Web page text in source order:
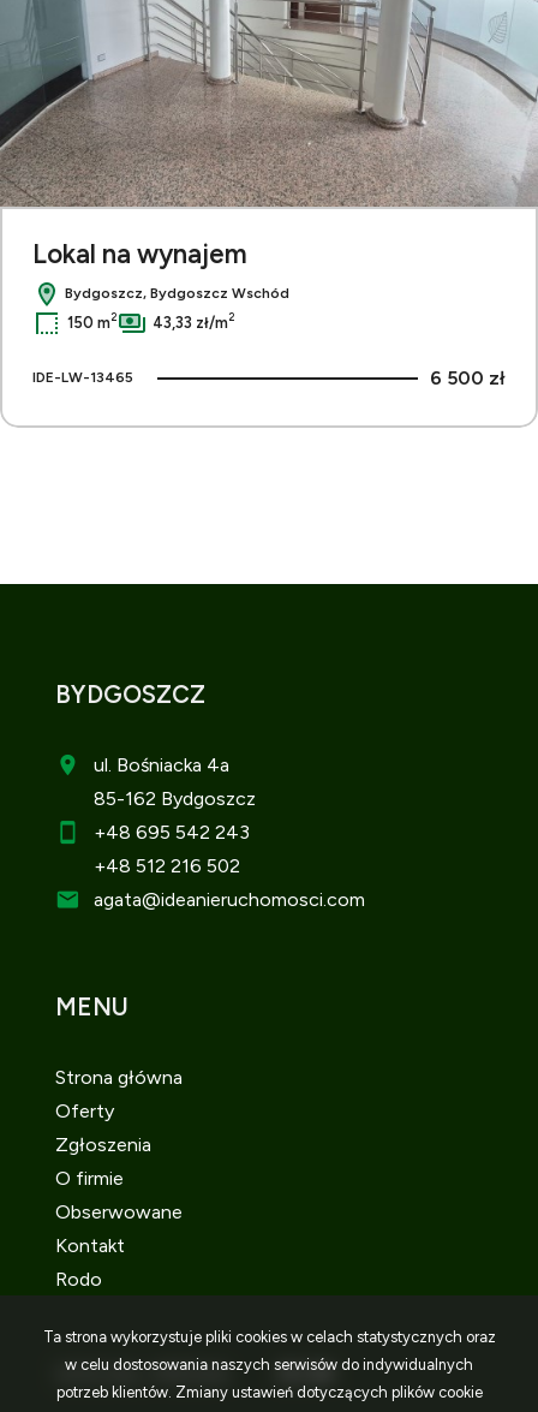
Lokal na wynajem
Bydgoszcz, Bydgoszcz Wschód
150 m2 43,33 zł/m2
IDE-LW-13465 6 500 zł
BYDGOSZCZ
ul. Bośniacka 4a
85-162 Bydgoszcz
+48 695 542 243
+48 512 216 502
agata@ideanieruchomosci.com
MENU
Strona główna
Oferty
Zgłoszenia
O firmie
Obserwowane
Kontakt
Rodo
SOCIAL MEDIA Facebook
Facebook
Facebook
Ta strona wykorzystuje pliki cookies w celach statystycznych oraz
w celu dostosowania naszych serwisów do indywidualnych
potrzeb klientów. Zmiany ustawień dotyczących plików cookie